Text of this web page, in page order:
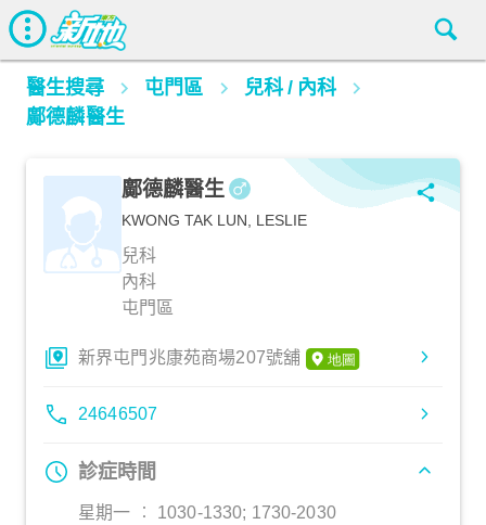
醫生搜尋 屯門區 兒科 / 內科
鄺德麟醫生
鄺德麟醫生
KWONG TAK LUN, LESLIE
兒科
內科
屯門區
新界屯門兆康苑商場207號舖
24646507
診症時間
星期一 ︰ 1030-1330; 1730-2030